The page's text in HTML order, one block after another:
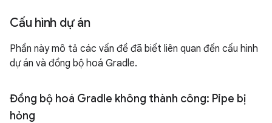
Cấu hình dự án
Phần này mô tả các vấn đề đã biết liên quan đến cấu hình
dự án và đồng bộ hoá Gradle.
Đồng bộ hoá Gradle không thành công: Pipe bị
hỏng